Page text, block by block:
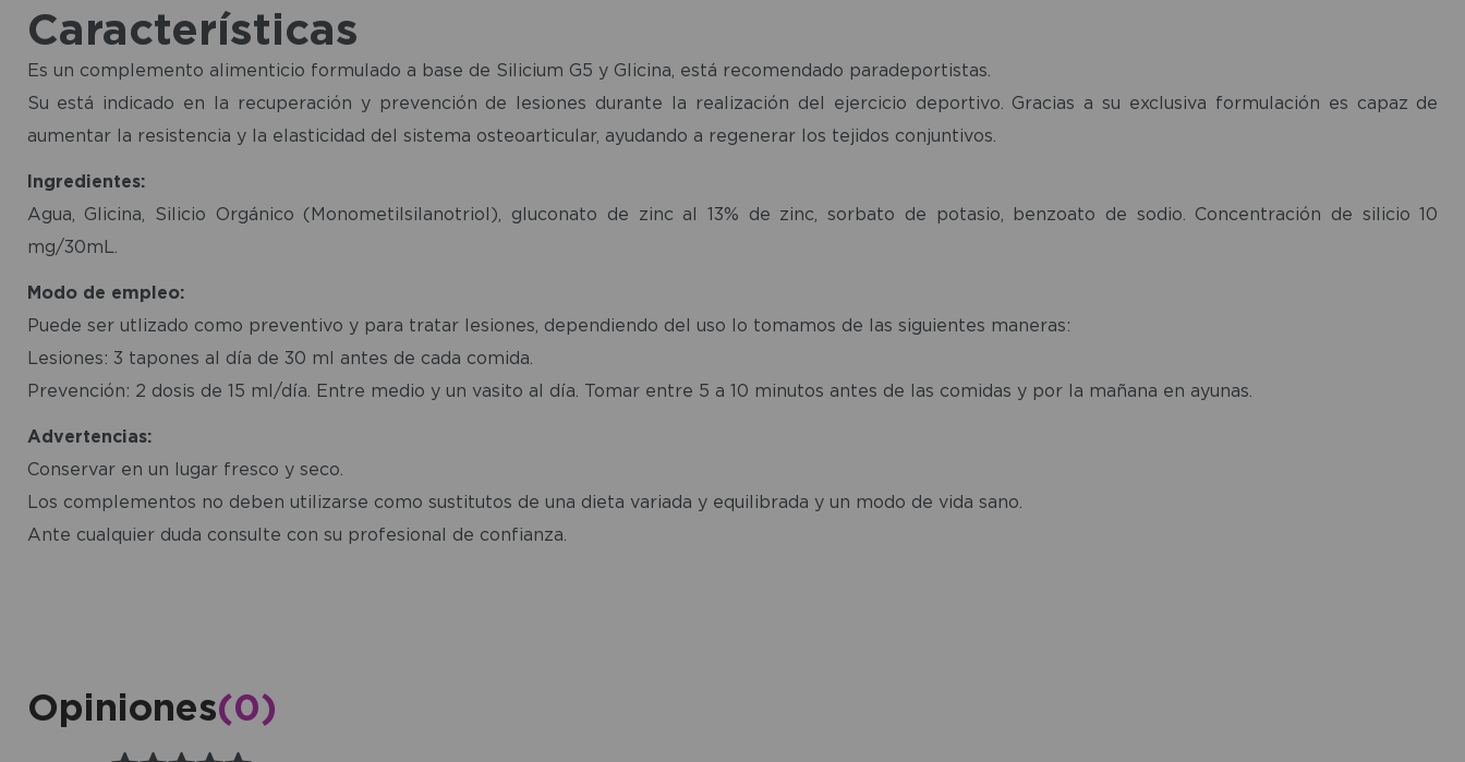
Características
Es un complemento alimenticio formulado a base de Silicium G5 y Glicina, está recomendado paradeportistas.
Su está indicado en la recuperación y prevención de lesiones durante la realización del ejercicio deportivo. Gracias a su exclusiva formulación es capaz de
aumentar la resistencia y la elasticidad del sistema osteoarticular, ayudando a regenerar los tejidos conjuntivos.
Ingredientes:
Agua, Glicina, Silicio Orgánico (Monometilsilanotriol), gluconato de zinc al 13% de zinc, sorbato de potasio, benzoato de sodio. Concentración de silicio 10
mg/30mL.
Modo de empleo:
Puede ser utlizado como preventivo y para tratar lesiones, dependiendo del uso lo tomamos de las siguientes maneras:
Lesiones: 3 tapones al día de 30 ml antes de cada comida.
Prevención: 2 dosis de 15 ml/día. Entre medio y un vasito al día. Tomar entre 5 a 10 minutos antes de las comidas y por la mañana en ayunas.
Advertencias:
Conservar en un lugar fresco y seco.
Los complementos no deben utilizarse como sustitutos de una dieta variada y equilibrada y un modo de vida sano.
Ante cualquier duda consulte con su profesional de confianza.
Opiniones(0)